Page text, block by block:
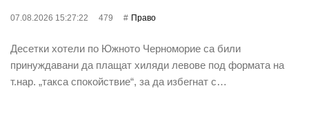
07.08.2026 15:27:22 479 Право
Десетки хотели по Южното Черноморие са били
принуждавани да плащат хиляди левове под формата на
т.нар. „такса спокойствие“, за да избегнат с…